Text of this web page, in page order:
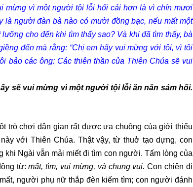
mừng vì một người tội lỗi hối cải hơn là vì chín mươi
là người đàn bà nào có mười đồng bạc, nếu mất một
cho đến khi tìm thấy sao? Và khi đã tìm thấy, bà
đến mà rằng: “Chị em hãy vui mừng với tôi, vì tôi
bảo các ông: Các thiên thần của Thiên Chúa sẽ vui
sẽ vui mừng vì một người tội lỗi ăn năn sám hối.
trò chơi dân gian rất được ưa chuộng của giới thiếu
với Thiên Chúa. Thật vậy, từ thuở tạo dựng, con
Ngài vẫn mải miết đi tìm con người. Tấm lòng của
từ:mất, tìm, vui mừng, và chung vui. Con chiên đi
người phụ nữ thắp đèn kiếm tìm; con người đánh